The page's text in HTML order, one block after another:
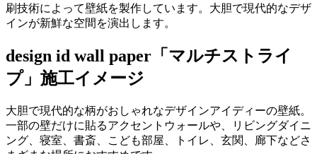
刷技術によって壁紙を製作しています。大胆で現代的なデザ
インが新鮮な空間を演出します。
design id wall paper 「マルチストライ
プ」施工イメージ
大胆で現代的な柄がおしゃれなデザインアイディーの壁紙。
一部の壁だけに貼るアクセントウォールや、リビングダイニ
ング、寝室、書斎、こども部屋、トイレ、玄関、廊下などさ